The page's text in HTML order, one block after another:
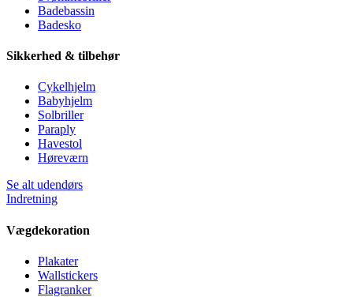
Badebassin
Badesko
Sikkerhed & tilbehør
Cykelhjelm
Babyhjelm
Solbriller
Paraply
Havestol
Høreværn
Se alt udendørs
Indretning
Vægdekoration
Plakater
Wallstickers
Flagranker